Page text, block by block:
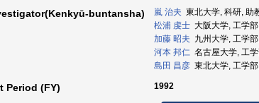
buntansha) 嵐 治夫 東北大学, 科研, 助
松浦 虔士 大阪大学, 工学
加藤 昭夫 九州大学, 工学
河本 邦仁 名古屋大学, 工
島田 昌彦 東北大学, 工学
Period (FY) 1992